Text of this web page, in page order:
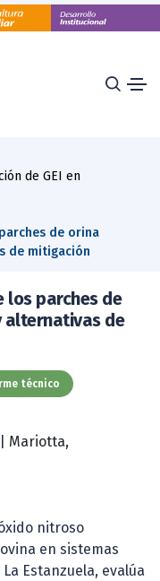
de GEI en
de orina
de mitigación
los parches de
alternativas de
técnico
Mariotta,
nitroso
en sistemas
Estanzuela, evalúa